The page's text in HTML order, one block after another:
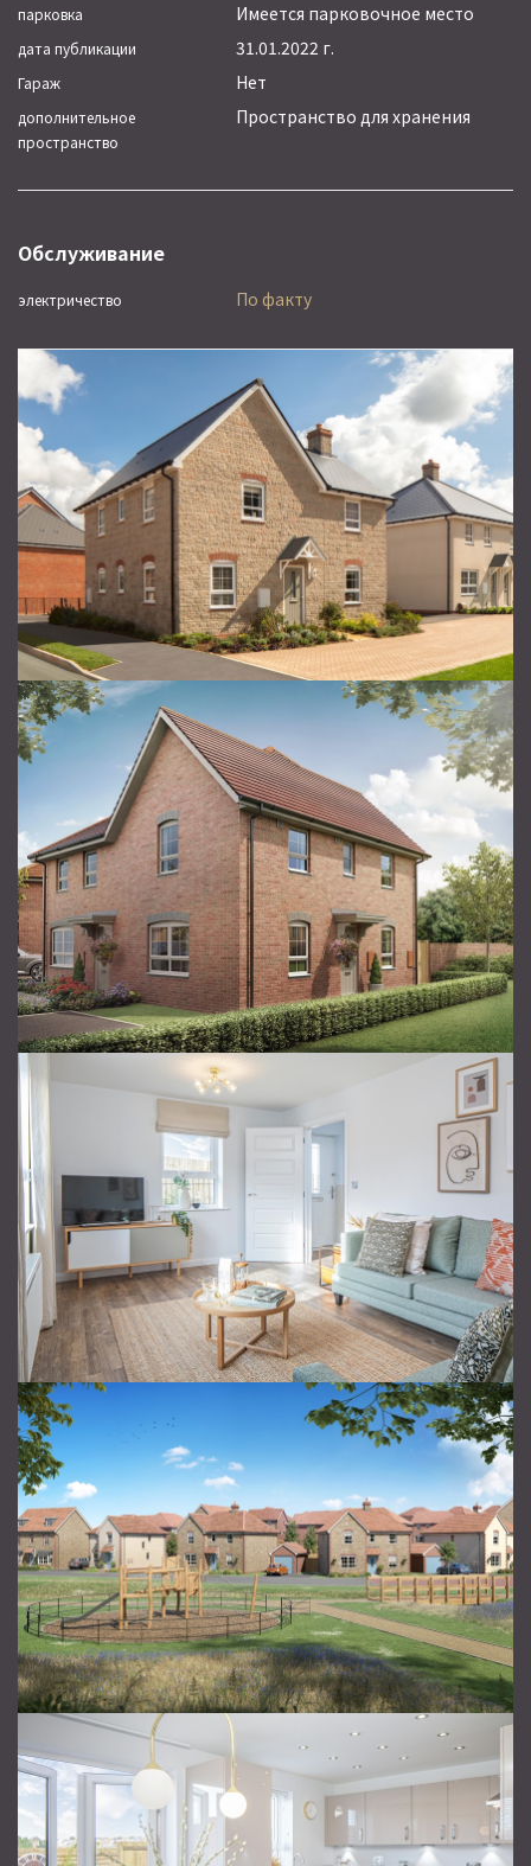
парковка Имеется парковочное место
дата публикации 31.01.2022 г.
Гараж Нет
дополнительное
пространство
Пространство для хранения
Обслуживание
электричество По факту